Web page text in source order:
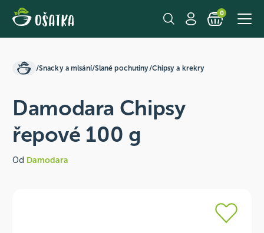
0
/Snacky a mlsání/Slané pochutiny/Chipsy a krekry
Damodara Chipsy
řepové 100 g
Od Damodara